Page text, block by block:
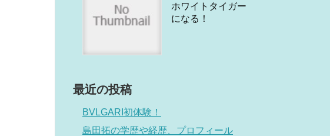
ホワイトタイガー
になる！
最近の投稿
BVLGARI初体験！
島田拓の学歴や経歴、プロフィール